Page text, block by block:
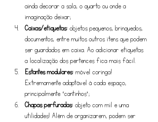
ainda decorar a sala, o quarto ou onde a
imaginação deixar;
Caixas/etiquetas: objetos pequenos, brinquedos,
documentos, entre muitos outros itens que podem
ser guardados em caixa. Ao adicionar etiquetas
a localização dos pertences fica mais fácil.
Estantes modulares: móvel coringa!
Extremamente adaptável à cada espaço,
principalmente “cantinhos”;
Chapas perfuradas: objeto com mil e uma
utilidades! Além de organizarem, podem ser